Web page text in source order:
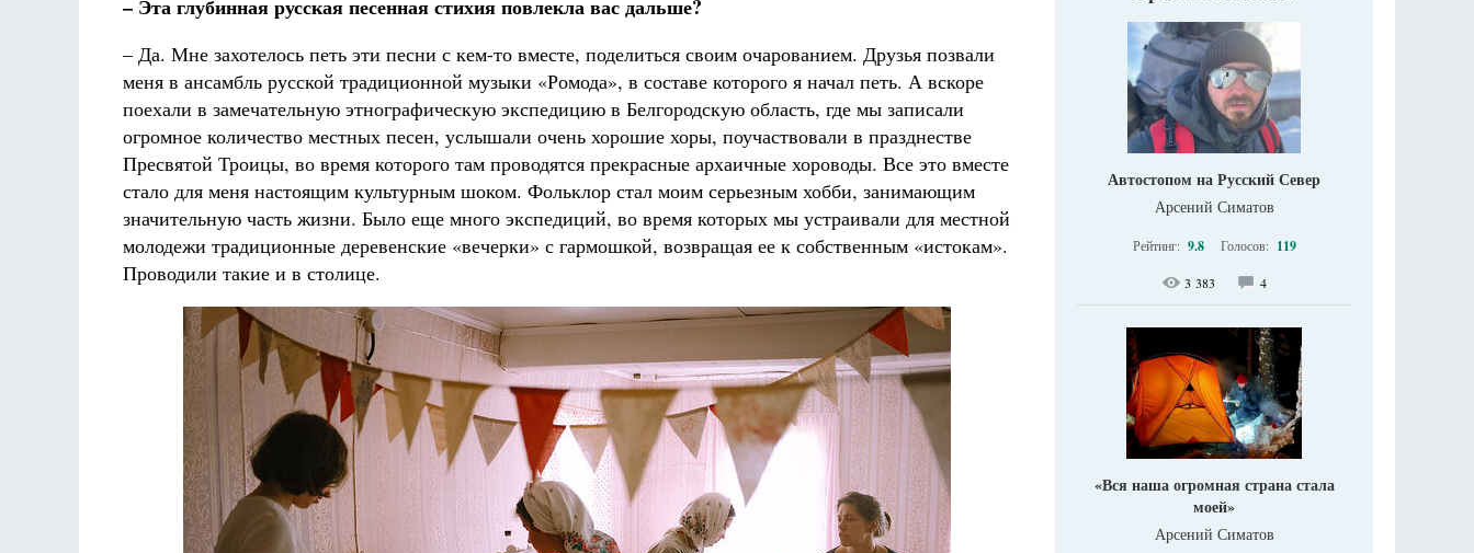
– Эта глубинная русская песенная стихия повлекла вас дальше?
– Да. Мне захотелось петь эти песни с кем-то вместе, поделиться своим очарованием. Друзья позвали
меня в ансамбль русской традиционной музыки «Ромода», в составе которого я начал петь. А вскоре
поехали в замечательную этнографическую экспедицию в Белгородскую область, где мы записали
огромное количество местных песен, услышали очень хорошие хоры, поучаствовали в празднестве
Пресвятой Троицы, во время которого там проводятся прекрасные архаичные хороводы. Все это вместе
стало для меня настоящим культурным шоком. Фольклор стал моим серьезным хобби, занимающим
значительную часть жизни. Было еще много экспедиций, во время которых мы устраивали для местной
молодежи традиционные деревенские «вечерки» с гармошкой, возвращая ее к собственным «истокам».
Проводили такие и в столице.
Автостопом на Русский Север
Арсений Симатов
Рейтинг: 9.8 Голосов: 119
3 383 4
«Вся наша огромная страна стала
моей»
Арсений Симатов